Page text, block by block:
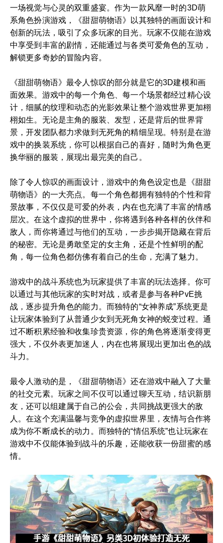
一场视觉与心灵的双重盛宴。作为一款风靡一时的3D萌
系角色扮演游戏，《甜甜萌物语》以其独特的画面设计和
创新的玩法，吸引了众多玩家的目光。玩家不仅能在游戏
中享受到丰富的剧情，还能通过与各类可爱角色的互动，
解锁更多奇妙的冒险内容。
《甜甜萌物语》最令人惊叹的部分就是它的3D建模和画
面效果。游戏中的每一个角色、每一个场景都经过精心设
计，细腻的纹理和动态的光影效果让整个游戏世界更加栩
栩如生。无论是主角的服装、发型，还是背后的世界背
景，开发团队都力求做到无死角的精细呈现。特别是在游
戏中的换装系统，你可以根据自己的喜好，随时为角色更
换华丽的服装，展现出最完美的自己。
除了令人惊叹的画面设计，游戏中的角色设定也是《甜甜
萌物语》的一大亮点。每一个角色都拥有独特的个性和背
景故事，不仅仅是可爱的外表，内在也充满了丰富的情感
层次。在这个虚拟的世界中，你将遇到各种各样的伙伴和
敌人，而你将通过与他们的互动，一步步揭开隐藏在背后
的秘密。无论是勇敢坚定的女主角，还是个性鲜明的配
角，每一位角色都仿佛有着自己的生命，充满了魅力。
游戏中的战斗系统也为玩家提供了丰富的玩法选择。你可
以通过与其他玩家的实时对战，或者是参与各种PvE挑
战，逐步提升角色的能力。而独特的“女神养成”系统更是
让玩家体验到了从普通少女到无死角女神的蜕变过程。通
过不断积累经验和收集珍贵资源，你的角色将逐渐变得更
强大，不仅外表更加迷人，内在也将展现出更加出色的战
斗力。
最令人激动的是，《甜甜萌物语》还在游戏中融入了大量
的社交元素。玩家之间不仅可以通过聊天互动，结识新朋
友，还可以组建属于自己的公会，共同挑战更强大的敌
人。在这个充满温馨与竞争的虚拟世界里，友情与合作将
成为你不断成长的动力。而独特的“情侣系统”也让玩家在
游戏中不仅能体验到战斗的乐趣，还能收获一份甜蜜的感
情。